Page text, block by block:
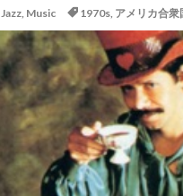
Jazz, Music 1970s, アメリカ合衆